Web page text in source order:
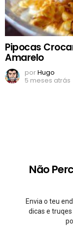
Pipocas
Amarelo
porHugo
5 meses atrás
Não
Envia o teu
dicas e